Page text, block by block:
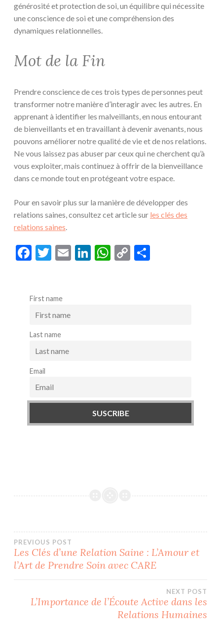
générosité et protection de soi, un équilibre qui nécessite
une conscience de soi et une compréhension des
dynamiques relationnelles.
Mot de la Fin
Prendre conscience de ces trois types de personnes peut
transformer notre manière d’interagir avec les autres. En
apprenant à identifier les malveillants, en nous entourant
de bienveillants et en travaillant à devenir avenants, nous
pouvons améliorer notre qualité de vie et de nos relations.
Ne vous laissez pas abuser par ceux qui ne cherchent qu’à
vous exploiter, mais continuez à offrir de la bienveillance
dans ce monde tout en protégeant votre espace.
Pour en savoir plus sur la manière de développer des
relations saines, consultez cet article sur les clés des
relations saines.
F
b
o
o
k
T
er
E
Li W C
First name
Last name
Email
Post
PREVIOUS POST
Les Clés d’une Relation Saine : L’Amour et
l’Art de Prendre Soin avec CARE
NEXT POST
L’Importance de l’Écoute Active dans les
Relations Humaines